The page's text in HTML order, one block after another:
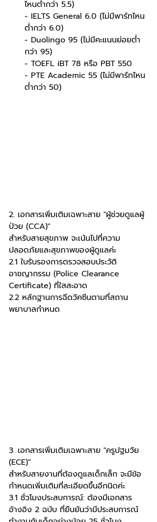
ไหนต่ำกว่า 5.5)
- IELTS General 6.0 (ไม่มีพาร์ทไหน
ต่ำกว่า 6.0)
- Duolingo 95 (ไม่มีคะแนนย่อยต่ำ
กว่า 95)
- TOEFL iBT 78 หรือ PBT 550
- PTE Academic 55 (ไม่มีพาร์ทไหน
ต่ำกว่า 50)
2. เอกสารเพิ่มเติมเฉพาะสาย "ผู้ช่วยดูแลผู้
ป่วย (CCA)"
สำหรับสายสุขภาพ จะเน้นไปที่ความ
ปลอดภัยและสุขภาพของผู้ดูแลค่ะ
2.1 ใบรับรองการตรวจสอบประวัติ
อาชญากรรม (Police Clearance
Certificate) ที่ใสสะอาด
2.2 หลักฐานการฉีดวัคซีนตามที่สถาน
พยาบาลกำหนด
3. เอกสารเพิ่มเติมเฉพาะสาย "ครูปฐมวัย
(ECE)"
สำหรับสายงานที่ต้องดูแลเด็กเล็ก จะมีข้อ
กำหนดเพิ่มเติมที่ละเอียดขึ้นอีกนิดค่ะ
3.1 ชั่วโมงประสบการณ์: ต้องมีเอกสาร
อ้างอิง 2 ฉบับ ที่ยืนยันว่ามีประสบการณ์